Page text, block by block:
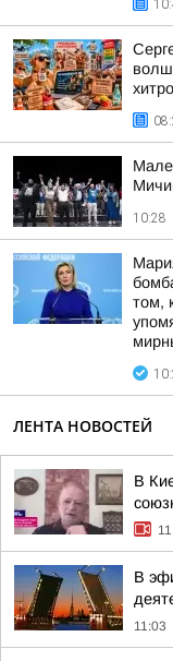
10:28
том,
ЛЕНТА НОВОСТЕЙ
В
В
11:03